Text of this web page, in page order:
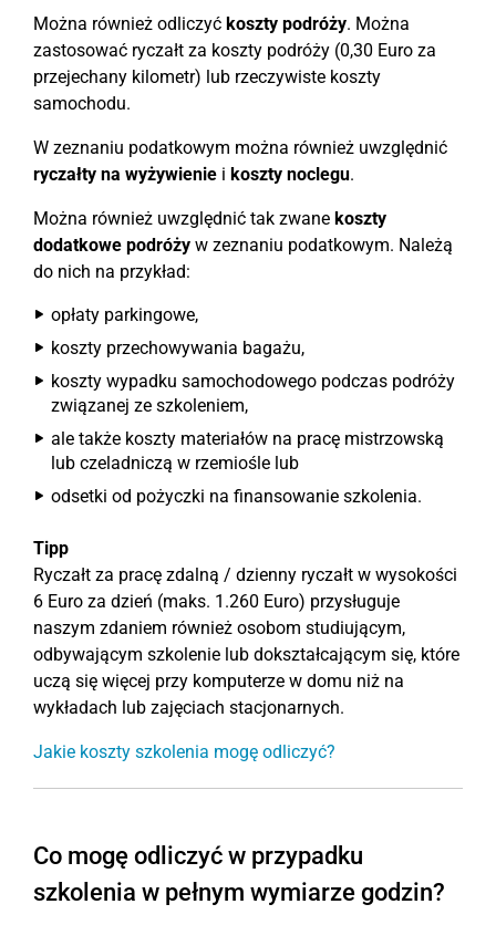
Można również odliczyć koszty podróży. Można
zastosować ryczałt za koszty podróży (0,30 Euro za
przejechany kilometr) lub rzeczywiste koszty
samochodu.
W zeznaniu podatkowym można również uwzględnić
ryczałty na wyżywienie i koszty noclegu.
Można również uwzględnić tak zwane koszty
dodatkowe podróży w zeznaniu podatkowym. Należą
do nich na przykład:
opłaty parkingowe,
koszty przechowywania bagażu,
koszty wypadku samochodowego podczas podróży
związanej ze szkoleniem,
ale także koszty materiałów na pracę mistrzowską
lub czeladniczą w rzemiośle lub
odsetki od pożyczki na finansowanie szkolenia.
Tipp
Ryczałt za pracę zdalną / dzienny ryczałt w wysokości
6 Euro za dzień (maks. 1.260 Euro) przysługuje
naszym zdaniem również osobom studiującym,
odbywającym szkolenie lub dokształcającym się, które
uczą się więcej przy komputerze w domu niż na
wykładach lub zajęciach stacjonarnych.
Jakie koszty szkolenia mogę odliczyć?
Co mogę odliczyć w przypadku
szkolenia w pełnym wymiarze godzin?